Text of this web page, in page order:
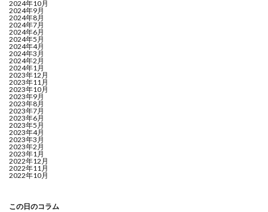
2024年10月
2024年9月
2024年8月
2024年7月
2024年6月
2024年5月
2024年4月
2024年3月
2024年2月
2024年1月
2023年12月
2023年11月
2023年10月
2023年9月
2023年8月
2023年7月
2023年6月
2023年5月
2023年4月
2023年3月
2023年2月
2023年1月
2022年12月
2022年11月
2022年10月
この日のコラム